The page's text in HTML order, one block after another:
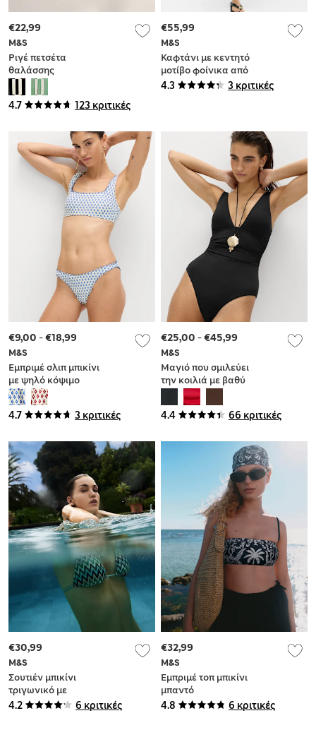
4.7 123 κριτικές
M&S
Ριγέ πετσέτα
θαλάσσης
ανθεκτική στην
άμμο από 100%
βαμβάκι
€22,99
4.3 3 κριτικές
M&S
Καφτάνι με κεντητό
μοτίβο φοίνικα από
100% βαμβάκι
€55,99
4.7 3 κριτικές
M&S
Εμπριμέ σλιπ μπικίνι
με ψηλό κόψιμο
στους γοφούς και
ανεβατή βελονιά
€9,00 -€18,99
4.4 66 κριτικές
M&S
Μαγιό που σμιλεύει
την κοιλιά με βαθύ
ντεκολτέ
€25,00 -€45,99
4.2 6 κριτικές
M&S
Σουτιέν μπικίνι
τριγωνικό με
ανάγλυφη υφή
€30,99
4.8 6 κριτικές
M&S
Εμπριμέ τοπ μπικίνι
μπαντό
€32,99